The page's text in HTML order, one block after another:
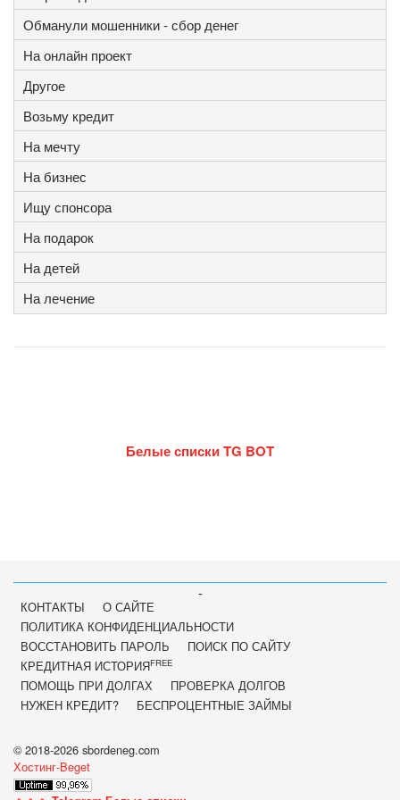
Обманули мошенники - сбор денег
На онлайн проект
Другое
Возьму кредит
На мечту
На бизнес
Ищу спонсора
На подарок
На детей
На лечение
Белые списки TG BOT
-
КОНТАКТЫ
О САЙТЕ
ПОЛИТИКА КОНФИДЕНЦИАЛЬНОСТИ
ВОССТАНОВИТЬ ПАРОЛЬ
ПОИСК ПО САЙТУ
КРЕДИТНАЯ ИСТОРИЯFREE
ПОМОЩЬ ПРИ ДОЛГАХ
ПРОВЕРКА ДОЛГОВ
НУЖЕН КРЕДИТ?
БЕСПРОЦЕНТНЫЕ ЗАЙМЫ
© 2018-2026 sbordeneg.com
Хостинг-Beget